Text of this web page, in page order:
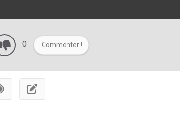
0 Commenter !